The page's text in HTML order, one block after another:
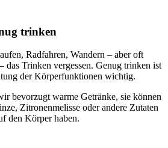
trinken
Radfahren, Wandern – aber oft
das Trinken vergessen. Genug trinken ist
der Körperfunktionen wichtig.
bevorzugt warme Getränke, sie können
Zitronenmelisse oder andere Zutaten
den Körper haben.